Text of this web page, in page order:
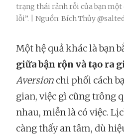
trạng thái rảnh rỗi của bạn một
lỗi”. | Nguồn: Bích Thủy
Một hệ quả khác là bạn
giữa bận rộn và tạo ra
Aversion chi phối cách
gian, việc gì cũng trông
nhau, miễn là có việc.
càng thấy an tâm, dù